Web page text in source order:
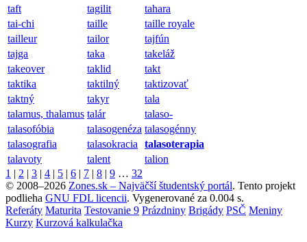
taft
tagilit
tahara
tai-chi
taille
taille royale
tailleur
tailor
tajfún
tajga
taka
takeláž
takeover
taklid
takt
taktika
taktilný
taktizovať
taktný
takyr
tala
talamus, thalamus talár
talaso-
talasofóbia
talasogenéza talasogénny
talasografia
talasokracia
talasoterapia
talavoty
talent
talion
1 | 2 | 3 | 4 | 5 | 6 | 7 | 8 | 9 … 32
© 2008–2026 Zones.sk – Najväčší študentský portál. Tento projekt
podlieha GNU FDL licencii. Vygenerované za 0.004 s.
Referáty Maturita Testovanie 9 Prázdniny Brigády PSČ Meniny
Kurzy Kurzová kalkulačka